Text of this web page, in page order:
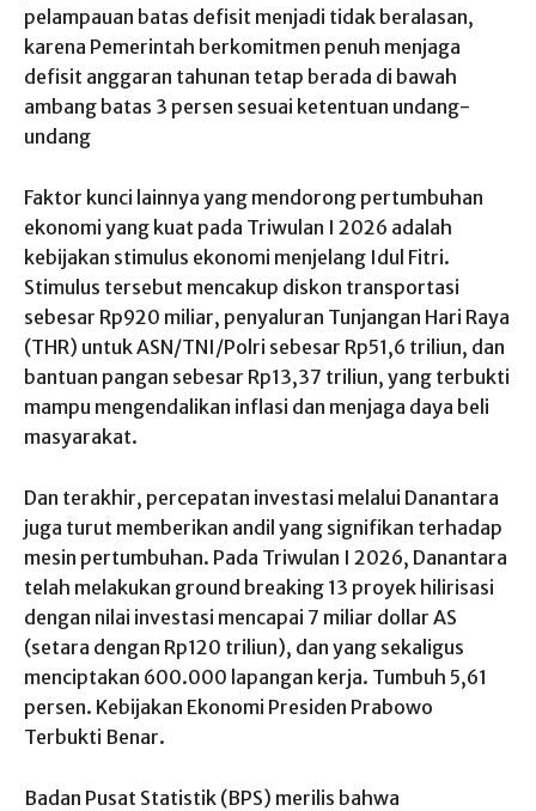
pelampauan batas defisit menjadi tidak beralasan,
karena Pemerintah berkomitmen penuh menjaga
defisit anggaran tahunan tetap berada di bawah
ambang batas 3 persen sesuai ketentuan undang-
undang
Faktor kunci lainnya yang mendorong pertumbuhan
ekonomi yang kuat pada Triwulan I 2026 adalah
kebijakan stimulus ekonomi menjelang Idul Fitri.
Stimulus tersebut mencakup diskon transportasi
sebesar Rp920 miliar, penyaluran Tunjangan Hari Raya
(THR) untuk ASN/TNI/Polri sebesar Rp51,6 triliun, dan
bantuan pangan sebesar Rp13,37 triliun, yang terbukti
mampu mengendalikan inflasi dan menjaga daya beli
masyarakat.
Dan terakhir, percepatan investasi melalui Danantara
juga turut memberikan andil yang signifikan terhadap
mesin pertumbuhan. Pada Triwulan I 2026, Danantara
telah melakukan ground breaking 13 proyek hilirisasi
dengan nilai investasi mencapai 7 miliar dollar AS
(setara dengan Rp120 triliun), dan yang sekaligus
menciptakan 600.000 lapangan kerja. Tumbuh 5,61
persen. Kebijakan Ekonomi Presiden Prabowo
Terbukti Benar.
Badan Pusat Statistik (BPS) merilis bahwa